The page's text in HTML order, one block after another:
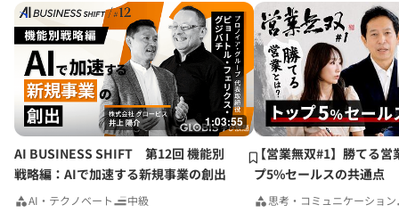
1:03:55
AI BUSINESS SHIFT 第12回 機能別
戦略編：AIで加速する新規事業の創出
AI・テクノベート 中級
【営業無双#1】勝てる営
プ5%セールスの共通点
思考・コミュニケーション